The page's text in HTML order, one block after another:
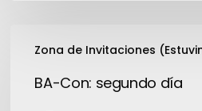
Zona de Invitaciones
Con:
BA-Con: segundo día